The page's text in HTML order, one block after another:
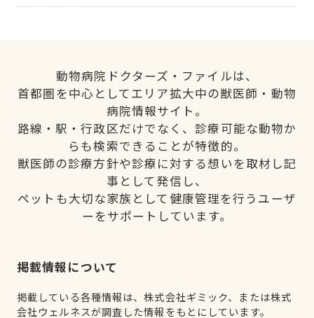
動物病院ドクターズ・ファイルは、
首都圏を中心としてエリア拡大中の獣医師・動物
病院情報サイト。
路線・駅・行政区だけでなく、診療可能な動物か
らも検索できることが特徴的。
獣医師の診療方針や診療に対する想いを取材し記
事として発信し、
ペットも大切な家族として健康管理を行うユーザ
ーをサポートしています。
掲載情報について
掲載している各種情報は、株式会社ギミック、または株式
会社ウェルネスが調査した情報をもとにしています。